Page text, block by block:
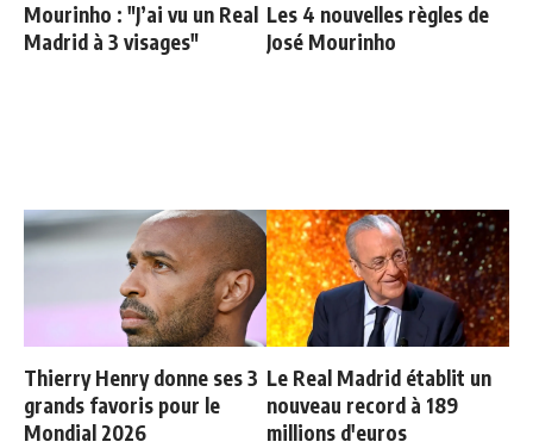
Mourinho : "J’ai vu un Real
Madrid à 3 visages"
Les 4 nouvelles règles de
José Mourinho
Thierry Henry donne ses 3
grands favoris pour le
Mondial 2026
Le Real Madrid établit un
nouveau record à 189
millions d'euros